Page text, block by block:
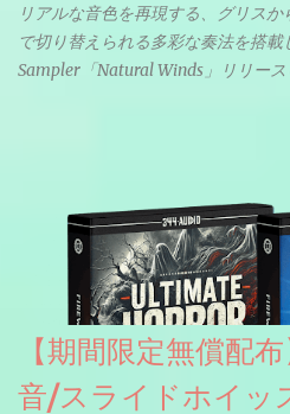
リアルな音色を再現する、グリス
で切り替えられる多彩な奏法を搭
Sampler「Natural Winds」リリース
【期間限定無償配
音/スライドホイッ